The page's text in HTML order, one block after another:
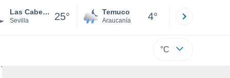
Las Cabezas de San Juan
Sevilla 25° Temuco
Araucanía 4°
°C